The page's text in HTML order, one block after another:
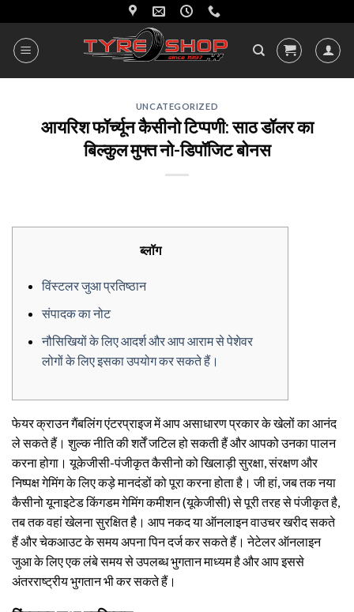
content
UNCATEGORIZED
आयरिश फॉर्च्यून कैसीनो टिप्पणी: साठ डॉलर का
बिल्कुल मुफ्त नो-डिपॉजिट बोनस
ब्लॉग
विंस्टलर जुआ प्रतिष्ठान
संपादक का नोट
नौसिखियों के लिए आदर्श और आप आराम से पेशेवर
लोगों के लिए इसका उपयोग कर सकते हैं।
फेयर क्राउन गैंबलिंग एंटरप्राइज में आप असाधारण प्रकार के खेलों का आनंद
ले सकते हैं। शुल्क नीति की शर्तें जटिल हो सकती हैं और आपको उनका पालन
करना होगा। यूकेजीसी-पंजीकृत कैसीनो को खिलाड़ी सुरक्षा, संरक्षण और
निष्पक्ष गेमिंग के लिए कड़े मानदंडों को पूरा करना होता है। जी हां, जब तक नया
कैसीनो यूनाइटेड किंगडम गेमिंग कमीशन (यूकेजीसी) से पूरी तरह से पंजीकृत है,
तब तक वहां खेलना सुरक्षित है। आप नकद या ऑनलाइन वाउचर खरीद सकते
हैं और चेकआउट के समय अपना पिन दर्ज कर सकते हैं। नेटेलर ऑनलाइन
जुआ के लिए एक लंबे समय से उपलब्ध भुगतान माध्यम है और आप इससे
अंतरराष्ट्रीय भुगतान भी कर सकते हैं।